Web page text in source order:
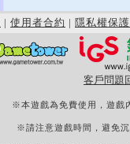
| 使用者合約 | 隱私權保護
客戶問題
※本遊戲為免費使用，遊戲
※請注意遊戲時間，避免